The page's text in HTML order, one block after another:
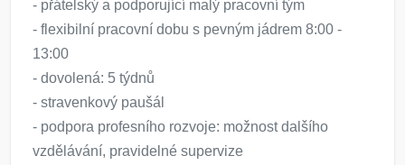
- přátelský a podporující malý pracovní tým
- flexibilní pracovní dobu s pevným jádrem 8:00 -
13:00
- dovolená: 5 týdnů
- stravenkový paušál
- podpora profesního rozvoje: možnost dalšího
vzdělávání, pravidelné supervize